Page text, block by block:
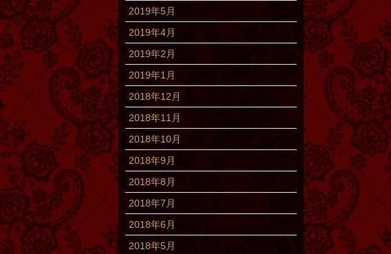
2019年5月
2019年4月
2019年2月
2019年1月
2018年12月
2018年11月
2018年10月
2018年9月
2018年8月
2018年7月
2018年6月
2018年5月